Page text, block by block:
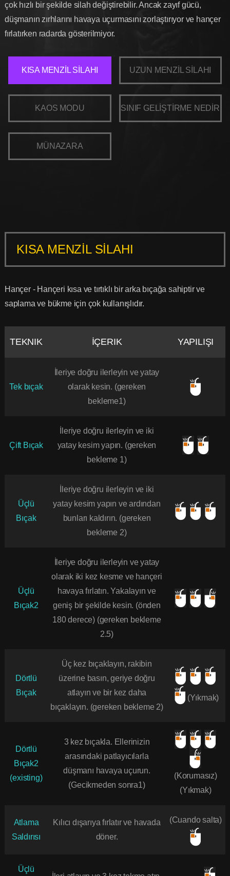
çok hızlı bir şekilde silah değiştirebilir. Ancak zayıf gücü,
düşmanın zırhlarını havaya uçurmasını zorlaştırıyor ve hançer
fırlatırken radarda gösterilmiyor.
KISA MENZİL SİLAHI UZUN MENZİL SİLAHI
KAOS MODU SINIF GELİŞTİRME NEDİR
MÜNAZARA
KISA MENZİL SİLAHI
Hançer - Hançeri kısa ve tırtıklı bir arka bıçağa sahiptir ve
saplama ve bükme için çok kullanışlıdır.
TEKNIK İÇERIK YAPILIŞI
Tek bıçak
İleriye doğru ilerleyin ve yatay
olarak kesin. (gereken
bekleme1)
Çift Bıçak
İleriye doğru ilerleyin ve iki
yatay kesim yapın. (gereken
bekleme 1)
Üçlü
Bıçak
İleriye doğru ilerleyin ve iki
yatay kesim yapın ve ardından
bunları kaldırın. (gereken
bekleme 2)
Üçlü
Bıçak2
İleriye doğru ilerleyin ve yatay
olarak iki kez kesme ve hançeri
havaya fırlatın. Yakalayın ve
geniş bir şekilde kesin. (önden
180 derece) (gereken bekleme
2.5)
Dörtlü
Bıçak
Üç kez bıçaklayın, rakibin
üzerine basın, geriye doğru
atlayın ve bir kez daha
bıçaklayın. (gereken bekleme 2)
(Yıkmak)
Dörtlü
Bıçak2
(existing)
3 kez bıçakla. Ellerinizin
arasındaki patlayıcılarla
düşmanı havaya uçurun.
(Gecikmeden sonra1)
(Korumasız)
(Yıkmak)
Atlama
Saldırısı
Kılıcı dışarıya fırlatır ve havada
döner.
(Cuando salta)
Üçlü